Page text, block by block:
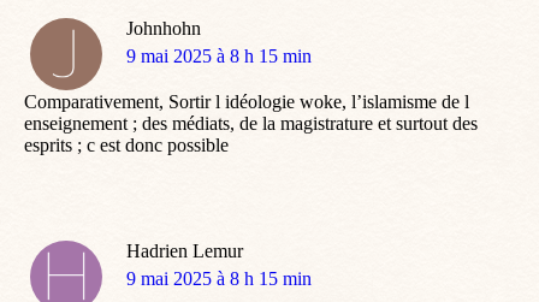
Johnhohn
dit
9 mai 2025 à 8 h 15 min
Comparativement, Sortir l idéologie woke, l’islamisme de l
enseignement ; des médiats, de la magistrature et surtout des
esprits ; c est donc possible
Hadrien Lemur
dit
9 mai 2025 à 8 h 15 min